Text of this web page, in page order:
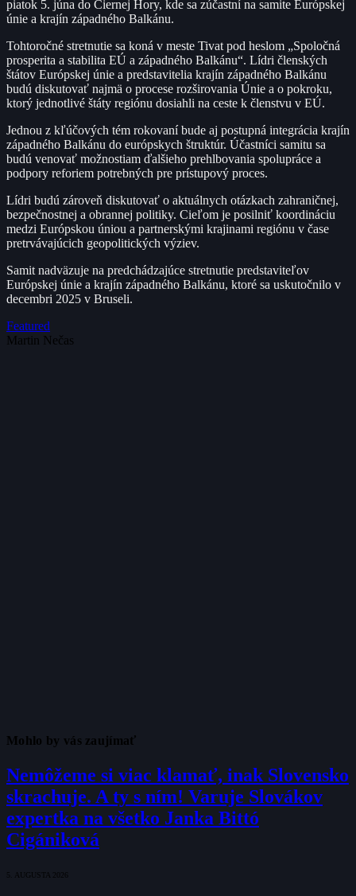
piatok 5. júna do Čiernej Hory, kde sa zúčastní na samite Európskej
únie a krajín západného Balkánu.
Tohtoročné stretnutie sa koná v meste Tivat pod heslom „Spoločná
prosperita a stabilita EÚ a západného Balkánu“. Lídri členských
štátov Európskej únie a predstavitelia krajín západného Balkánu
budú diskutovať najmä o procese rozširovania Únie a o pokroku,
ktorý jednotlivé štáty regiónu dosiahli na ceste k členstvu v EÚ.
Jednou z kľúčových tém rokovaní bude aj postupná integrácia krajín
západného Balkánu do európskych štruktúr. Účastníci samitu sa
budú venovať možnostiam ďalšieho prehlbovania spolupráce a
podpory reforiem potrebných pre prístupový proces.
Lídri budú zároveň diskutovať o aktuálnych otázkach zahraničnej,
bezpečnostnej a obrannej politiky. Cieľom je posilniť koordináciu
medzi Európskou úniou a partnerskými krajinami regiónu v čase
pretrvávajúcich geopolitických výziev.
Samit nadväzuje na predchádzajúce stretnutie predstaviteľov
Európskej únie a krajín západného Balkánu, ktoré sa uskutočnilo v
decembri 2025 v Bruseli.
Featured
Martin Nečas
Mohlo by vás zaujímať
Nemôžeme si viac klamať, inak Slovensko
skrachuje. A ty s ním! Varuje Slovákov
expertka na všetko Janka Bittó
Cigániková
5. AUGUSTA 2026